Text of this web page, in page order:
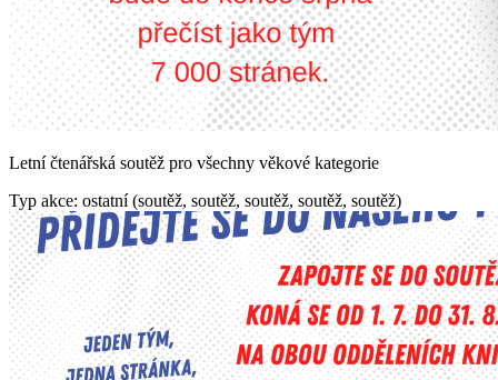
Letní čtenářská soutěž pro všechny věkové kategorie
Typ akce: ostatní (soutěž, soutěž, soutěž, soutěž, soutěž)